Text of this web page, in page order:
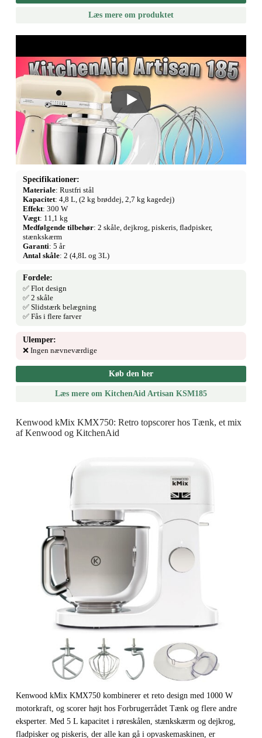
Læs mere om produktet
Specifikationer:
Materiale: Rustfri stål
Kapacitet: 4,8 L, (2 kg brøddej, 2,7 kg kagedej)
Effekt: 300 W
Vægt: 11,1 kg
Medfølgende tilbehør: 2 skåle, dejkrog, piskeris, fladpisker,
stænkskærm
Garanti: 5 år
Antal skåle: 2 (4,8L og 3L)
Fordele:
✅ Flot design
✅ 2 skåle
✅ Slidstærk belægning
✅ Fås i flere farver
Ulemper:
❌ Ingen nævneværdige
Køb den her
Læs mere om KitchenAid Artisan KSM185
Kenwood kMix KMX750: Retro topscorer hos Tænk, et mix
af Kenwood og KitchenAid
Kenwood kMix KMX750 kombinerer et reto design med 1000 W
motorkraft, og scorer højt hos Forbrugerrådet Tænk og flere andre
eksperter. Med 5 L kapacitet i røreskålen, stænkskærm og dejkrog,
fladpisker og piskeris, der alle kan gå i opvaskemaskinen, er